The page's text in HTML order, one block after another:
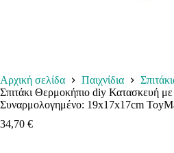
Αρχική σελίδα Παιχνίδια
Σπιτάκι Θερμοκήπιο diy Κατασκευή
Συναρμολογημένο: 19x17x17cm
34,70 €